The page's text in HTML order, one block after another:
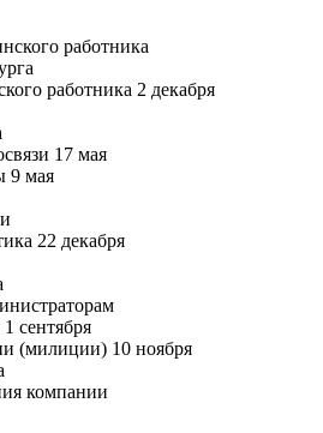
работника
работника 2 декабря
17 мая
9 мая
22 декабря
сентября
(милиции) 10 ноября
компании